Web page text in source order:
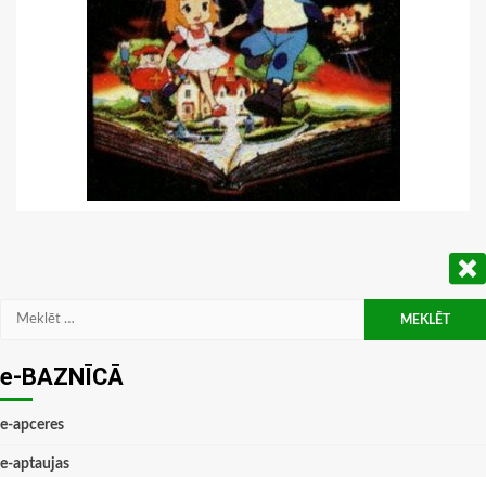
Meklēt:
e-BAZNĪCĀ
e-apceres
e-aptaujas